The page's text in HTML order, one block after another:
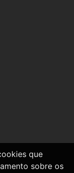
que
sobre os